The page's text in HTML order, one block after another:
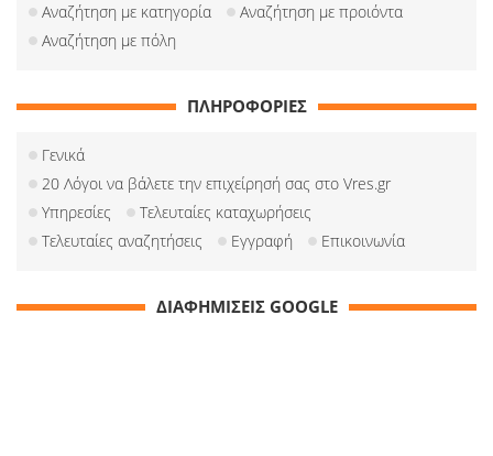
Αναζήτηση με κατηγορία
Αναζήτηση με προιόντα
Αναζήτηση με πόλη
ΠΛΗΡΟΦΟΡΙΕΣ
Γενικά
20 Λόγοι να βάλετε την επιχείρησή σας στο Vres.gr
Υπηρεσίες
Τελευταίες καταχωρήσεις
Τελευταίες αναζητήσεις
Εγγραφή Επικοινωνία
ΔΙΑΦΗΜΙΣΕΙΣ GOOGLE